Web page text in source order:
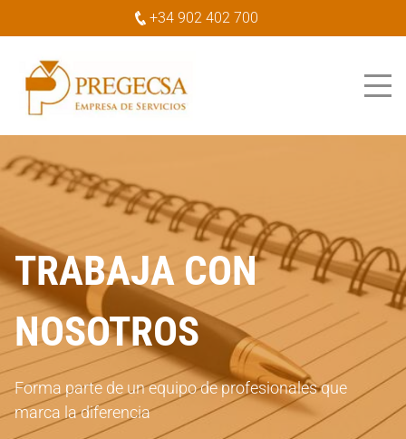
+34 902 402 700
TRABAJA CON
NOSOTROS
Forma parte de un equipo de profesionales que
marca la diferencia